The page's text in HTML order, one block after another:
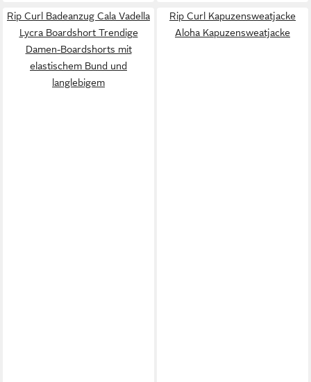
Rip Curl Badeanzug Cala Vadella
Lycra Boardshort Trendige
Damen-Boardshorts mit
elastischem Bund und
langlebigem
Rip Curl Kapuzensweatjacke
Aloha Kapuzensweatjacke